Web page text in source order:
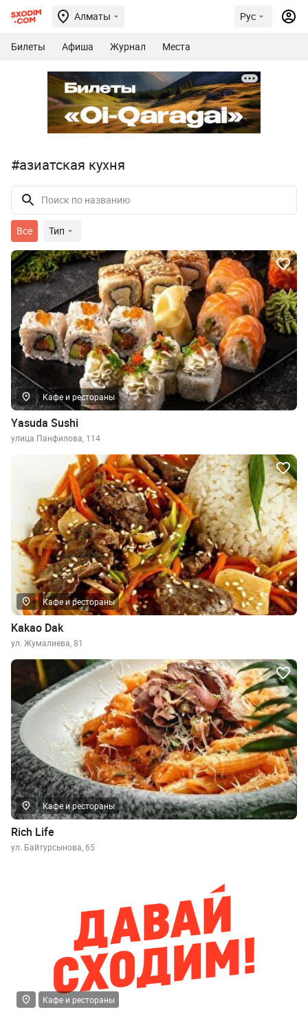
Алматы Рус
Билеты Афиша Журнал Места
#азиатская кухня
Все Тип
Кафе и рестораны
Yasuda Sushi
улица Панфилова, 114
Кафе и рестораны
Kakao Dak
ул. Жумалиева, 81
Кафе и рестораны
Rich Life
ул. Байтурсынова, 65
Кафе и рестораны